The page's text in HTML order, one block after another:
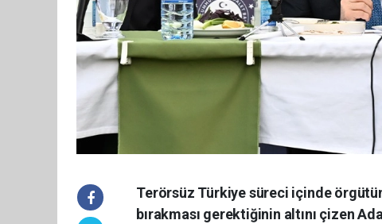
Terörsüz Türkiye süreci içinde
bırakması gerektiğinin altını çizen